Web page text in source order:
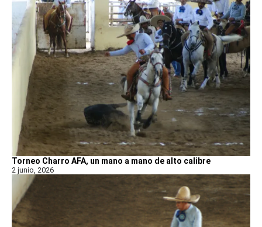
Torneo Charro AFA, un mano a mano de alto calibre
2 junio, 2026